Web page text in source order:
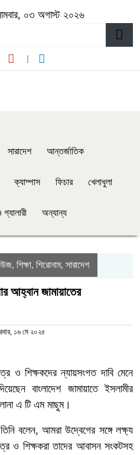
০৩ অগাস্ট ২০২৬
সারাদেশ আন্তর্জাতিক
ক্যাম্পাস ফিচার খেলাধুলা
অন্যান্য
, শিক্ষা, শিরোনাম, সারাদেশ
আহ্বান জামায়াতের
১৬ মে ২০২৫
ও শিক্ষকদের ন্যায়সংগত দাবি মেনে
বাংলাদেশ জামায়াতে ইসলামীর
এ টি এম মাছুম।
বলেন, আমরা উদ্বেগের সঙ্গে লক্ষ্য
ও শিক্ষকরা তাদের আবাসন সংকটসহ